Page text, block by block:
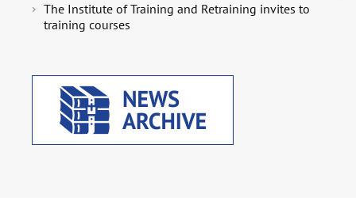
The Institute of Training and Retraining invites to
training courses